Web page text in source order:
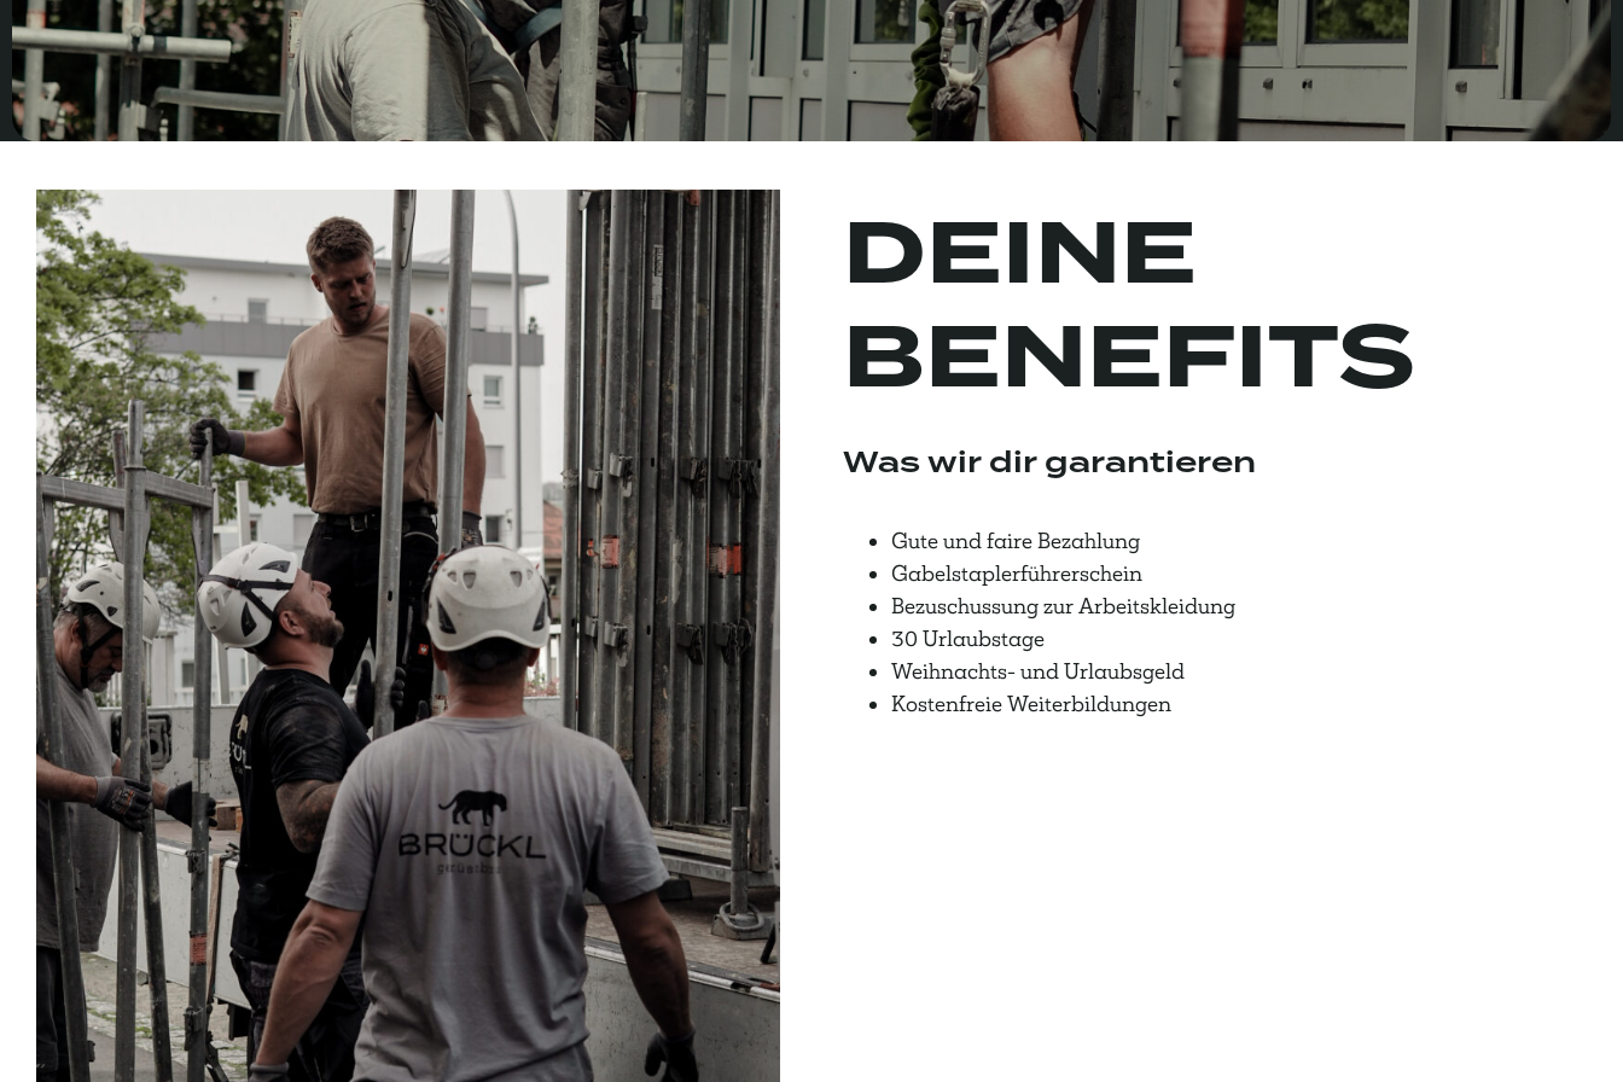
DEINE
BENEFITS
Was wir dir garantieren
Gute und faire Bezahlung
Gabelstaplerführerschein
Bezuschussung zur Arbeitskleidung
30 Urlaubstage
Weihnachts- und Urlaubsgeld
Kostenfreie Weiterbildungen